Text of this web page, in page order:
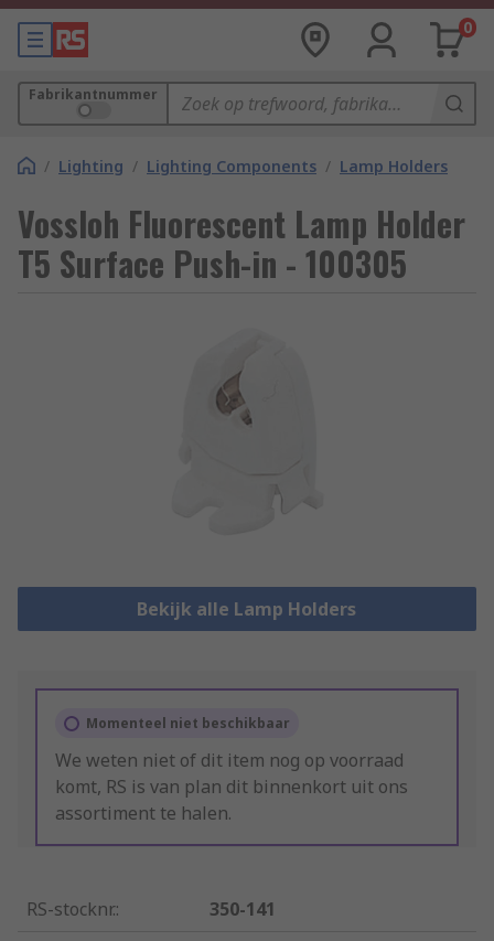
0
Fabrikantnummer
/ Lighting / Lighting Components / Lamp Holders
Vossloh Fluorescent Lamp Holder
T5 Surface Push-in - 100305
Bekijk alle Lamp Holders
Momenteel niet beschikbaar
We weten niet of dit item nog op voorraad
komt, RS is van plan dit binnenkort uit ons
assortiment te halen.
RS-stocknr.:
350-141